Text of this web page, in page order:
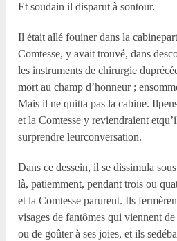
Et soudain il disparut à sontour.
Il était allé fouiner dans la
Comtesse, y avait trouvé, dans
les instruments de chirurgie
mort au champ d’honneur ;
Mais il ne quitta pas la cabine.
et la Comtesse y reviendraient
surprendre leurconversation.
Dans ce dessein, il se dissimula
là, patiemment, pendant trois ou
et la Comtesse parurent. Ils
visages de fantômes qui viennent
ou de goûter à ses joies, et ils